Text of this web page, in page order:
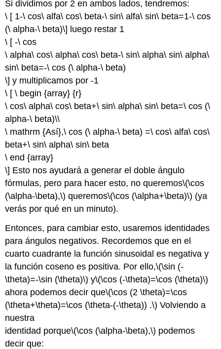
Si dividimos por 2 en ambos lados, tendremos:
\ [ 1-\ cos\ alfa\ cos\ beta-\ sin\ alfa\ sin\ beta=1-\ cos
(\ alpha-\ beta)\] luego restar 1
\ [ -\ cos
\ alpha\ cos\ alpha\ cos\ beta-\ sin\ alpha\ sin\ alpha\
sin\ beta=-\ cos (\ alpha-\ beta)
\] y multiplicamos por -1
\ [ \ begin {array} {r}
\ cos\ alpha\ cos\ beta+\ sin\ alpha\ sin\ beta=\ cos (\
alpha-\ beta)\\
\ mathrm {Así},\ cos (\ alpha-\ beta) =\ cos\ alfa\ cos\
beta+\ sin\ alpha\ sin\ beta
\ end {array}
\] Esto nos ayudará a generar el doble ángulo
fórmulas, pero para hacer esto, no queremos\(\cos
(\alpha-\beta),\) queremos\(\cos (\alpha+\beta)\) (ya
verás por qué en un minuto).
Entonces, para cambiar esto, usaremos identidades
para ángulos negativos. Recordemos que en el
cuarto cuadrante la función sinusoidal es negativa y
la función coseno es positiva. Por ello,\(\sin (-
\theta)=-\sin (\theta)\) y\(\cos (-\theta)=\cos (\theta)\)
ahora podemos decir que\(\cos (2 \theta)=\cos
(\theta+\theta)=\cos (\theta-(-\theta)) .\) Volviendo a
nuestra
identidad porque\(\cos (\alpha-\beta),\) podemos
decir que: